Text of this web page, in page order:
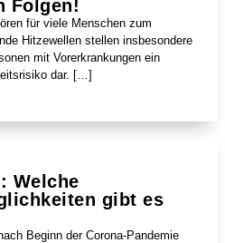
Folgen!
für viele Menschen zum
Hitzewellen stellen insbesondere
mit Vorerkrankungen ein
dar. […]
Welche
gibt es
Beginn der Corona-Pandemie